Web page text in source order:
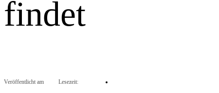
findet
Veröffentlicht am Lesezeit: